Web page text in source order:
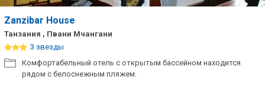
Zanzibar House
Танзания , Пвани Мчангани
3 звезды
Комфортабельный отель с открытым бассейном находится
рядом с белоснежным пляжем.
Сетевые отели Вьетнама
Сетевые отели Мальдив
Сетевые отели Бали